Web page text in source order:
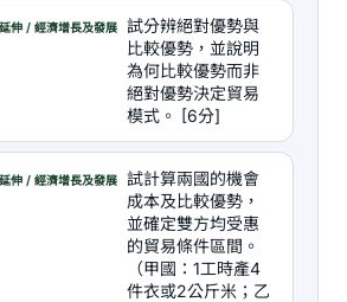
伸 / 經濟增長及發展
試分辨絕對優勢與
比較優勢，並說明
為何比較優勢而非
絕對優勢決定貿易
模式。 [6分]
伸 / 經濟增長及發展
試計算兩國的機會
成本及比較優勢，
並確定雙方均受惠
的貿易條件區間。
（甲國：1工時產4
件衣或2公斤米；乙